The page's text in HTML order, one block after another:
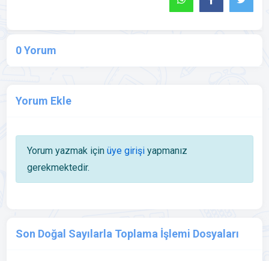
0 Yorum
Yorum Ekle
Yorum yazmak için üye girişiyapmanız
gerekmektedir.
Son Doğal Sayılarla Toplama İşlemi Dosyaları